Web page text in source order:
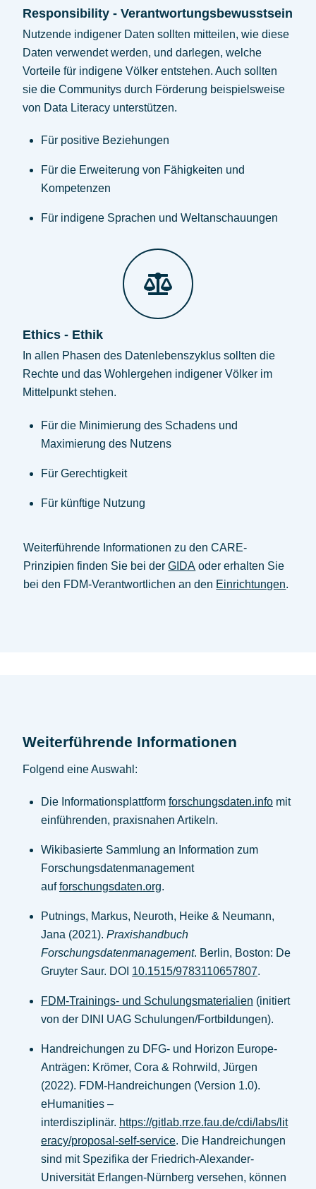
Responsibility - Verantwortungsbewusstsein
Nutzende indigener Daten sollten mitteilen, wie diese
Daten verwendet werden, und darlegen, welche
Vorteile für indigene Völker entstehen. Auch sollten
sie die Communitys durch Förderung beispielsweise
von Data Literacy unterstützen.
Für positive Beziehungen
Für die Erweiterung von Fähigkeiten und
Kompetenzen
Für indigene Sprachen und Weltanschauungen
Ethics - Ethik
In allen Phasen des Datenlebenszyklus sollten die
Rechte und das Wohlergehen indigener Völker im
Mittelpunkt stehen.
Für die Minimierung des Schadens und
Maximierung des Nutzens
Für Gerechtigkeit
Für künftige Nutzung
Weiterführende Informationen zu den CARE-
Prinzipien finden Sie bei derGIDA oder erhalten Sie
bei den FDM-Verantwortlichen an den Einrichtungen.
Weiterführende Informationen
Folgend eine Auswahl:
Die Informationsplattform forschungsdaten.infomit
einführenden, praxisnahen Artikeln.
Wikibasierte Sammlung an Information zum
Forschungsdatenmanagement
aufforschungsdaten.org.
Putnings, Markus, Neuroth, Heike & Neumann,
Jana (2021). Praxishandbuch
Forschungsdatenmanagement. Berlin, Boston: De
Gruyter Saur. DOI 10.1515/9783110657807.
FDM-Trainings- und Schulungsmaterialien (initiert
von der DINI UAG Schulungen/Fortbildungen).
Handreichungen zu DFG- und Horizon Europe-
Anträgen: Krömer, Cora & Rohrwild, Jürgen
(2022). FDM-Handreichungen (Version 1.0).
eHumanities –
interdisziplinär. https://gitlab.rrze.fau.de/cdi/labs/lit
eracy/proposal-self-service. Die Handreichungen
sind mit Spezifika der Friedrich-Alexander-
Universität Erlangen-Nürnberg versehen, können